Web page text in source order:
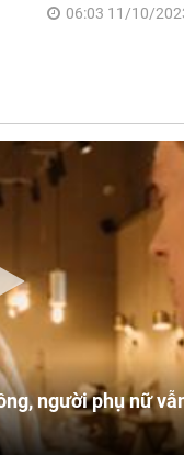
06:03 11/10/
người phụ nữ